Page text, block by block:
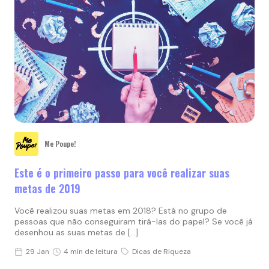
Me Poupe!
Este é o primeiro passo para você realizar suas
metas de 2019
Você realizou suas metas em 2018? Está no grupo de
pessoas que não conseguiram tirá-las do papel? Se você já
desenhou as suas metas de […]
29 Jan 4 min de leitura Dicas de Riqueza